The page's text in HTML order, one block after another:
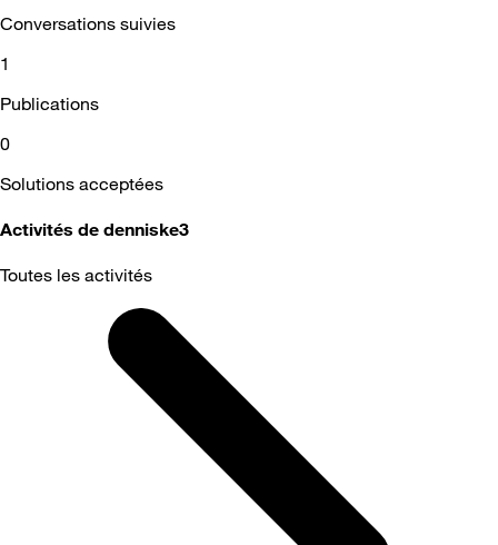
Conversations suivies
1
Publications
0
Solutions acceptées
Activités de denniske3
Toutes les activités